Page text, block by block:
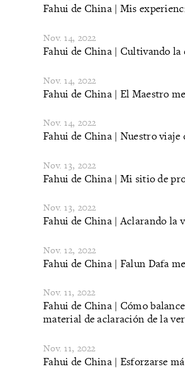
​Fahui de China | Mis
Nov. 14, 2022
Fahui de China | Cultivando
Nov. 14, 2022
Fahui de China | El Maestro
Nov. 14, 2022
Fahui de China | Nuestro viaje
Nov. 13, 2022
Fahui de China | Mi sitio de
Nov. 13, 2022
Fahui de China | Aclarando la
Nov. 12, 2022
​Fahui de China | Falun Dafa
Nov. 11, 2022
Fahui de China | Cómo
material de aclaración de la
Nov. 11, 2022
Fahui de China | Esforzarse